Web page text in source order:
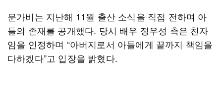
문가비는 지난해 11월 출산 소식을 직접 전하며 아
들의 존재를 공개했다. 당시 배우 정우성 측은 친자
임을 인정하며 “아버지로서 아들에게 끝까지 책임을
다하겠다”고 입장을 밝혔다.